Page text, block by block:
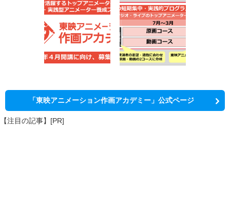
「東映アニメーション作画アカデミー」公式ページ
【注目の記事】[PR]